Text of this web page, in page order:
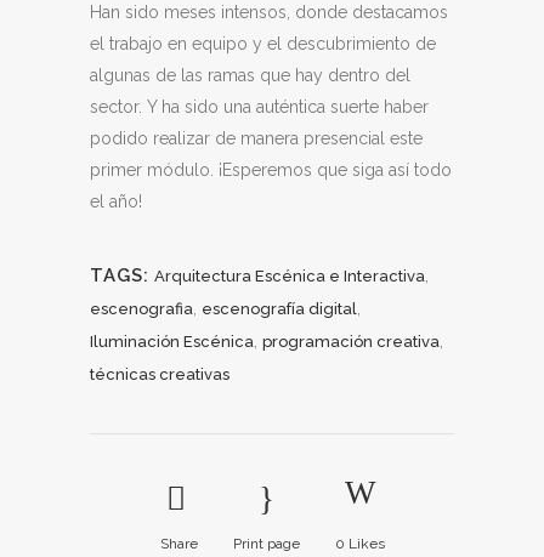
Han sido meses intensos, donde destacamos
el trabajo en equipo y el descubrimiento de
algunas de las ramas que hay dentro del
sector. Y ha sido una auténtica suerte haber
podido realizar de manera presencial este
primer módulo. ¡Esperemos que siga así todo
el año!
TAGS: Arquitectura Escénica e Interactiva
escenografia escenografía digital
Iluminación Escénica programación creativa
técnicas creativas
Share Print page 0 Likes